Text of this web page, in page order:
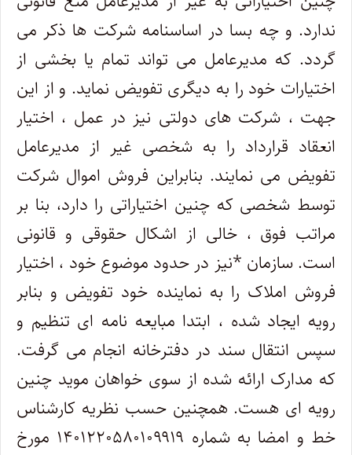
ندارد. و چه بسا در اساسنامه شرکت ها ذکر می
گردد. که مدیرعامل می تواند تمام یا بخشی از
اختیارات خود را به دیگری تفویض نماید. و از این
جهت ، شرکت های دولتی نیز در عمل ، اختیار
انعقاد قرارداد را به شخصی غیر از مدیرعامل
تفویض می نمایند. بنابراین فروش اموال شرکت
توسط شخصی که چنین اختیاراتی را دارد، بنا بر
مراتب فوق ، خالی از اشکال حقوقی و قانونی
است. سازمان *نیز در حدود موضوع خود ، اختیار
فروش املاک را به نماینده خود تفویض و بنابر
رویه ایجاد شده ، ابتدا مبایعه نامه ای تنظیم و
سپس انتقال سند در دفترخانه انجام می گرفت.
که مدارک ارائه شده از سوی خواهان موید چنین
رویه ای هست. همچنین حسب نظریه کارشناس
خط و امضا به شماره ۱۴۰۱۲۲۰۵۸۰۱۰۹۹۱۹ مورخ